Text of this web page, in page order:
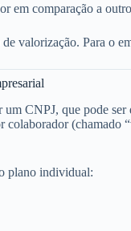
em comparação a
valorização. Para o
CNPJ, que pode
colaborador (chamado
plano individual: